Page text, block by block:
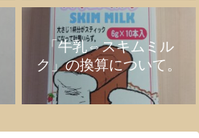
「牛乳⇔スキムミル
ク」の換算について。